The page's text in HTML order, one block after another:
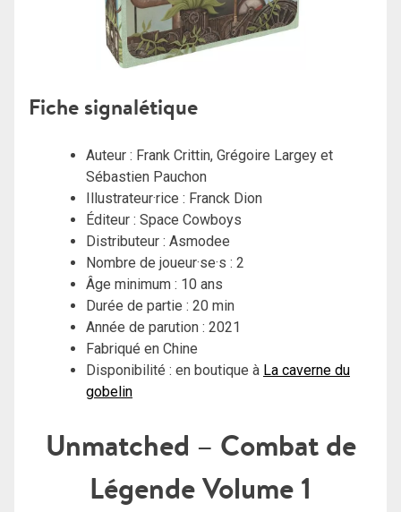
Fiche signalétique
Auteur : Frank Crittin, Grégoire Largey et
Sébastien Pauchon
Illustrateur·rice : Franck Dion
Éditeur : Space Cowboys
Distributeur : Asmodee
Nombre de joueur·se·s : 2
Âge minimum : 10 ans
Durée de partie : 20 min
Année de parution : 2021
Fabriqué en Chine
Disponibilité : en boutique à La caverne du
gobelin
Unmatched – Combat de
Légende Volume 1